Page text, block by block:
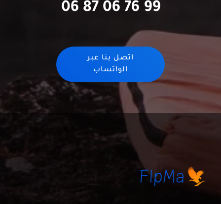
06 87 06 76 99
اتصل بنا عبر
الواتساب